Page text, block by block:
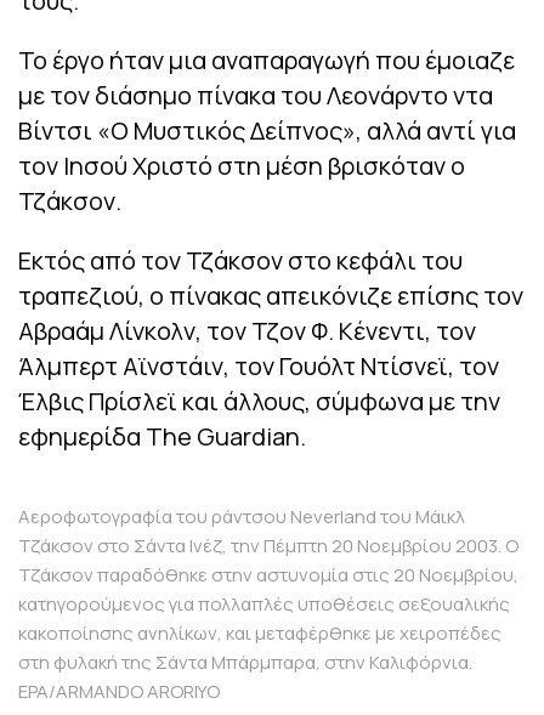
Το έργο ήταν μια αναπαραγωγή που έμοιαζε
με τον διάσημο πίνακα του Λεονάρντο ντα
Βίντσι «Ο Μυστικός Δείπνος», αλλά αντί για
τον Ιησού Χριστό στη μέση βρισκόταν ο
Τζάκσον.
Εκτός από τον Τζάκσον στο κεφάλι του
τραπεζιού, ο πίνακας απεικόνιζε επίσης τον
Αβραάμ Λίνκολν, τον Τζον Φ. Κένεντι, τον
Άλμπερτ Αϊνστάιν, τον Γουόλτ Ντίσνεϊ, τον
Έλβις Πρίσλεϊ και άλλους, σύμφωνα με την
εφημερίδα The Guardian.
Αεροφωτογραφία του ράντσου Neverland του Μάικλ
Τζάκσον στο Σάντα Ινέζ, την Πέμπτη 20 Νοεμβρίου 2003. Ο
Τζάκσον παραδόθηκε στην αστυνομία στις 20 Νοεμβρίου,
κατηγορούμενος για πολλαπλές υποθέσεις σεξουαλικής
κακοποίησης ανηλίκων, και μεταφέρθηκε με χειροπέδες
στη φυλακή της Σάντα Μπάρμπαρα, στην Καλιφόρνια.
EPA/ARMANDO ARORIYO